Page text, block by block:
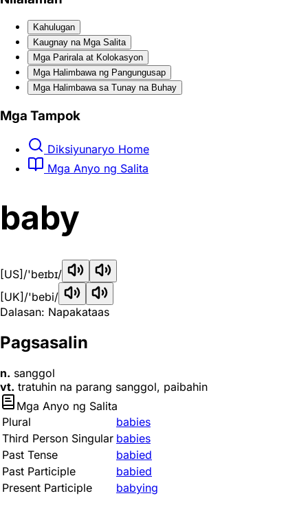
Kahulugan
Kaugnay na Mga Salita
Mga Parirala at Kolokasyon
Mga Halimbawa ng Pangungusap
Mga Halimbawa sa Tunay na Buhay
Mga Tampok
Diksiyunaryo Home
Mga Anyo ng Salita
baby
[US] /'beɪbɪ/
[UK] /'bebi/
Dalasan: Napakataas
Pagsasalin
n. sanggol
vt. tratuhin na parang sanggol, paibahin
Mga Anyo ng Salita
Plural
babies
Third Person Singular babies
Past Tense
babied
Past Participle
babied
Present Participle
babying